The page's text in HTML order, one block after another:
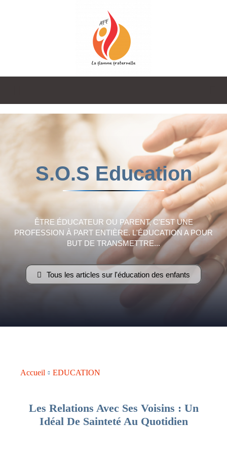
Fraternelle
–
AFF
S.O.S Education
ÊTRE ÉDUCATEUR OU PARENT, C'EST UNE
PROFESSION À PART ENTIÈRE. L'ÉDUCATION A POUR
BUT DE TRANSMETTRE...
Tous les articles sur l'éducation des enfants
Accueil EDUCATION
Les Relations Avec Ses Voisins : Un
Idéal De Sainteté Au Quotidien